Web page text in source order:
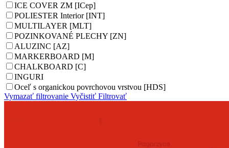
ICE COVER ZM [ICep]
POLIESTER Interior [INT]
MULTILAYER [MLT]
POZINKOVANÉ PLECHY [ZN]
ALUZINC [AZ]
MARKERBOARD [M]
CHALKBOARD [C]
INGURI
Oceľ s organickou povrchovou vrstvou [HDS]
Vymazať filtrovanie Vyčistiť Filtrovať